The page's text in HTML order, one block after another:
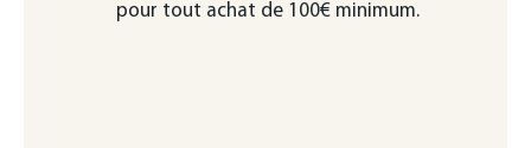
pour tout achat de 100€ minimum.